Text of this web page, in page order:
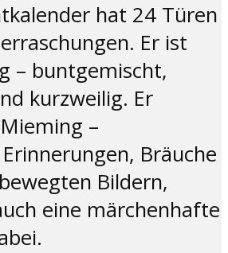
hat 24 Türen
Er ist
– buntgemischt,
kurzweilig. Er
–
Bräuche
Bildern,
eine märchenhafte